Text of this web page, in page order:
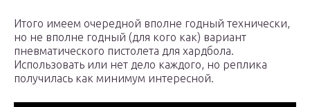
Итого имеем очередной вполне годный технически,
но не вполне годный (для кого как) вариант
пневматического пистолета для хардбола.
Использовать или нет дело каждого, но реплика
получилась как минимум интересной.